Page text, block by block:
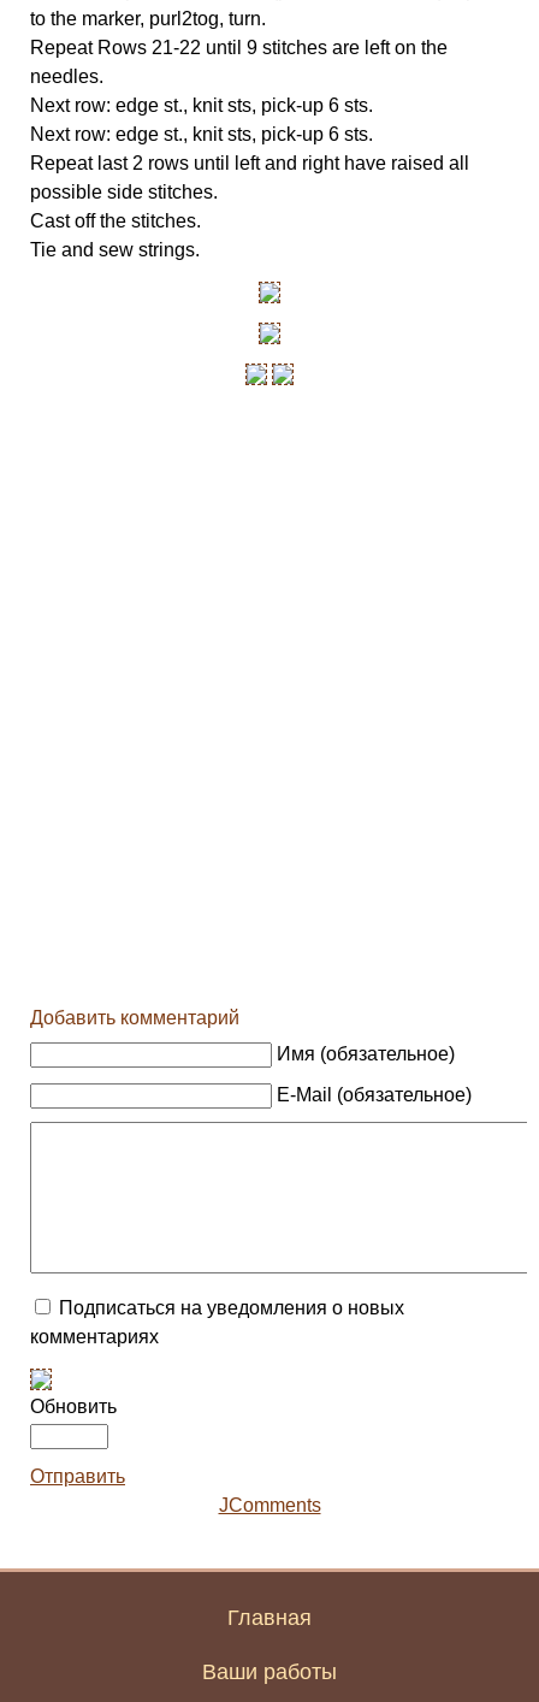
to the marker, purl2tog, turn.
Repeat Rows 21-22 until 9 stitches are left on the
needles.
Next row: edge st., knit sts, pick-up 6 sts.
Next row: edge st., knit sts, pick-up 6 sts.
Repeat last 2 rows until left and right have raised all
possible side stitches.
Cast off the stitches.
Tie and sew strings.
Добавить комментарий
Имя (обязательное)
E-Mail (обязательное)
Подписаться на уведомления о новых
комментариях
Обновить
Отправить
JComments
Главная
Ваши работы